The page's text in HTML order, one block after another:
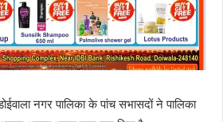
नगर पालिका के पांच सभासदों ने पालिका